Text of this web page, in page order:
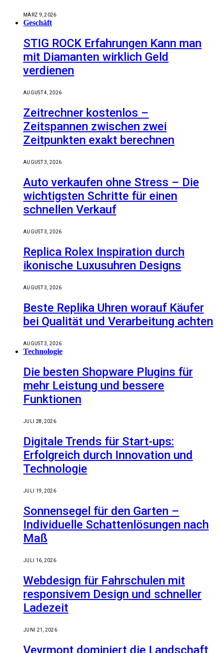
MÄRZ 9, 2026
Geschäft
STIG ROCK Erfahrungen Kann man
mit Diamanten wirklich Geld
verdienen
AUGUST 4, 2026
Zeitrechner kostenlos –
Zeitspannen zwischen zwei
Zeitpunkten exakt berechnen
AUGUST 3, 2026
Auto verkaufen ohne Stress – Die
wichtigsten Schritte für einen
schnellen Verkauf
AUGUST 3, 2026
Replica Rolex Inspiration durch
ikonische Luxusuhren Designs
AUGUST 3, 2026
Beste Replika Uhren worauf Käufer
bei Qualität und Verarbeitung achten
AUGUST 3, 2026
Technologie
Die besten Shopware Plugins für
mehr Leistung und bessere
Funktionen
JULI 28, 2026
Digitale Trends für Start-ups:
Erfolgreich durch Innovation und
Technologie
JULI 19, 2026
Sonnensegel für den Garten –
Individuelle Schattenlösungen nach
Maß
JULI 16, 2026
Webdesign für Fahrschulen mit
responsivem Design und schneller
Ladezeit
JUNI 21, 2026
Veyrmont dominiert die Landschaft